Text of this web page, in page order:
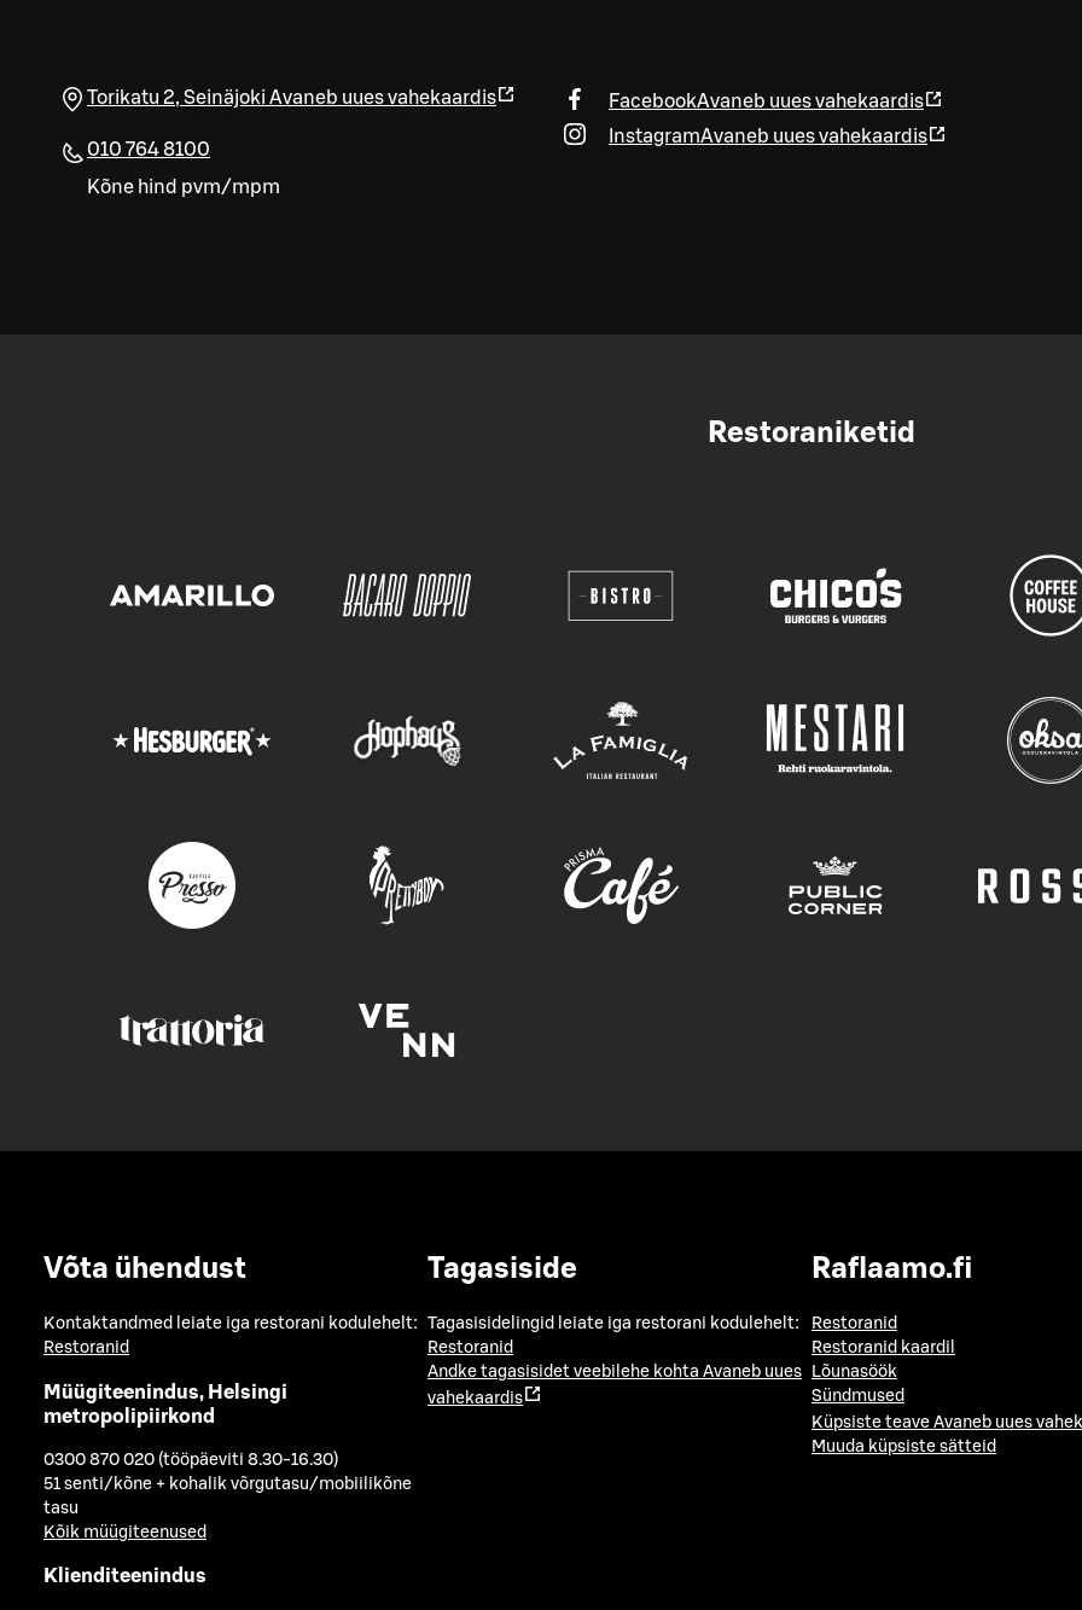
Torikatu 2, Seinäjoki Avaneb uues vahekaardis
010 764 8100
Kõne hind pvm/mpm
FacebookAvaneb uues vahekaardis
InstagramAvaneb uues vahekaardis
Restoraniketid
Võta ühendust
Kontaktandmed leiate iga restorani kodulehelt:
Restoranid
Müügiteenindus, Helsingi
metropolipiirkond
0300 870 020 (tööpäeviti 8.30-16.30)
51 senti/kõne + kohalik võrgutasu/mobiilikõne
tasu
Kõik müügiteenused
Klienditeenindus
Tagasiside
Tagasisidelingid leiate iga restorani kodulehelt:
Restoranid
Andke tagasisidet veebilehe kohta Avaneb uues
vahekaardis
Raflaamo.fi
Restoranid
Restoranid kaardil
Lõunasöök
Sündmused
Küpsiste teave Avaneb uues
Muuda küpsiste sätteid